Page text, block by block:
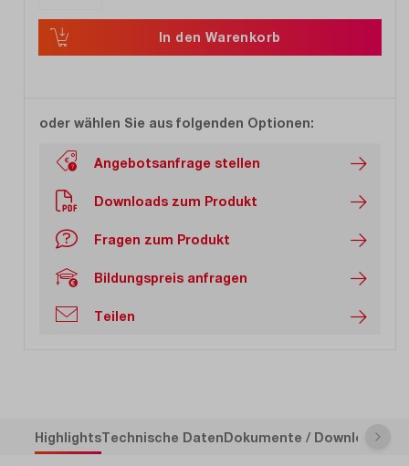
In den Warenkorb
oder wählen Sie aus folgenden Optionen:
Angebotsanfrage stellen
Downloads zum Produkt
Fragen zum Produkt
Bildungspreis anfragen
Teilen
HighlightsTechnische DatenDokumente / Downloads